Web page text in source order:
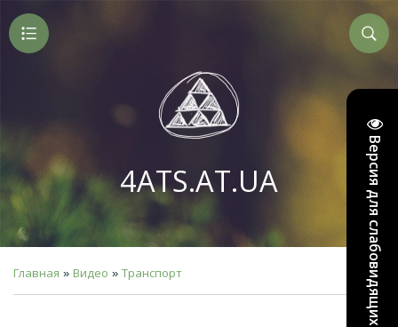
Версия для слабовидящих
4ATS.AT.UA
Главная » Видео » Транспорт